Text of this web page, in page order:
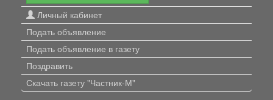
Личный кабинет
Подать объявление
Подать объявление в газету
Поздравить
Скачать газету "Частник-М"